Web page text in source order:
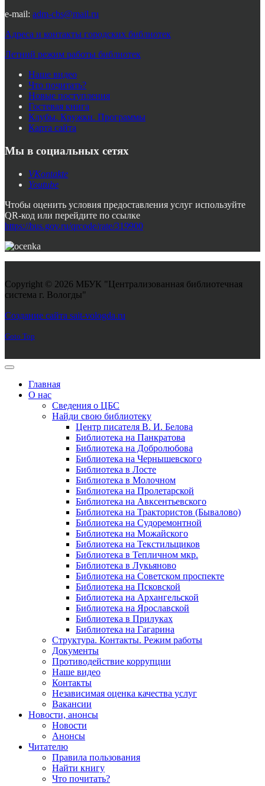
e-mail: adm-cbs@mail.ru
Адреса и контакты городских библиотек
Летний режим работы библиотек
Наше видео
Что почитать?
Новые поступления
Гостевая книга
Клубы. Кружки. Программы
Карта сайта
Мы в социальных сетях
VKontakte
Youtube
Чтобы оценить условия предоставления услуг используйте
QR-код или перейдите по ссылке
https://bus.gov.ru/qrcode/rate/319900
Copyright © 2026 МБУК "Централизованная библиотечная
система г. Вологды"
Создание сайта sait-vologda.ru
Goto Top
Главная
О нас
Сведения о ЦБС
Найди свою библиотеку
Центр писателя В. И. Белова
Библиотека на Панкратова
Библиотека на Добролюбова
Библиотека на Чернышевского
Библиотека в Лосте
Библиотека в Молочном
Библиотека на Пролетарской
Библиотека на Авксентьевского
Библиотека на Трактористов (Бывалово)
Библиотека на Судоремонтной
Библиотека на Можайского
Библиотека на Текстильщиков
Библиотека в Тепличном мкр.
Библиотека в Лукьяново
Библиотека на Советском проспекте
Библиотека на Псковской
Библиотека на Архангельской
Библиотека на Ярославской
Библиотека в Прилуках
Библиотека на Гагарина
Структура. Контакты. Режим работы
Документы
Противодействие коррупции
Наше видео
Контакты
Независимая оценка качества услуг
Вакансии
Новости, анонсы
Новости
Анонсы
Читателю
Правила пользования
Найти книгу
Что почитать?